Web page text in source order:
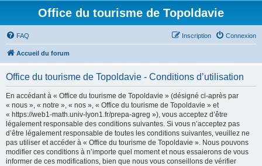
Office du tourisme de Topoldavie
FAQ Connexion
Inscription
Accueil du forum
Office du tourisme de Topoldavie - Conditions d’utilisation
En accédant à « Office du tourisme de Topoldavie » (désigné ci-après par
« nous », « notre », « nos », « Office du tourisme de Topoldavie » et
« https://web1-math.univ-lyon1.fr/prepa-agreg »), vous acceptez d’être
légalement responsable des conditions suivantes. Si vous n’acceptez pas
d’être légalement responsable de toutes les conditions suivantes, veuillez ne
pas utiliser et accéder à « Office du tourisme de Topoldavie ». Nous pouvons
modifier ces conditions à n’importe quel moment et nous essaierons de vous
informer de ces modifications, bien que nous vous conseillons de vérifier